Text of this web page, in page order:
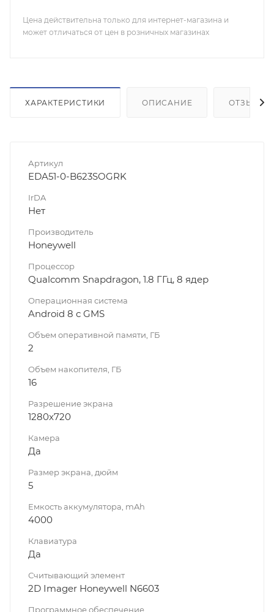
Цена действительна только для интернет-магазина и
может отличаться от цен в розничных магазинах
ХАРАКТЕРИСТИКИ ОПИСАНИЕ ОТЗЫВЫ
Артикул
EDA51-0-B623SOGRK
IrDA
Нет
Производитель
Honeywell
Процессор
Qualcomm Snapdragon, 1.8 ГГц, 8 ядер
Операционная система
Android 8 с GMS
Объем оперативной памяти, ГБ
2
Объем накопителя, ГБ
16
Разрешение экрана
1280x720
Камера
Да
Размер экрана, дюйм
5
Емкость аккумулятора, mAh
4000
Клавиатура
Да
Считывающий элемент
2D Imager Honeywell N6603
Программное обеспечение